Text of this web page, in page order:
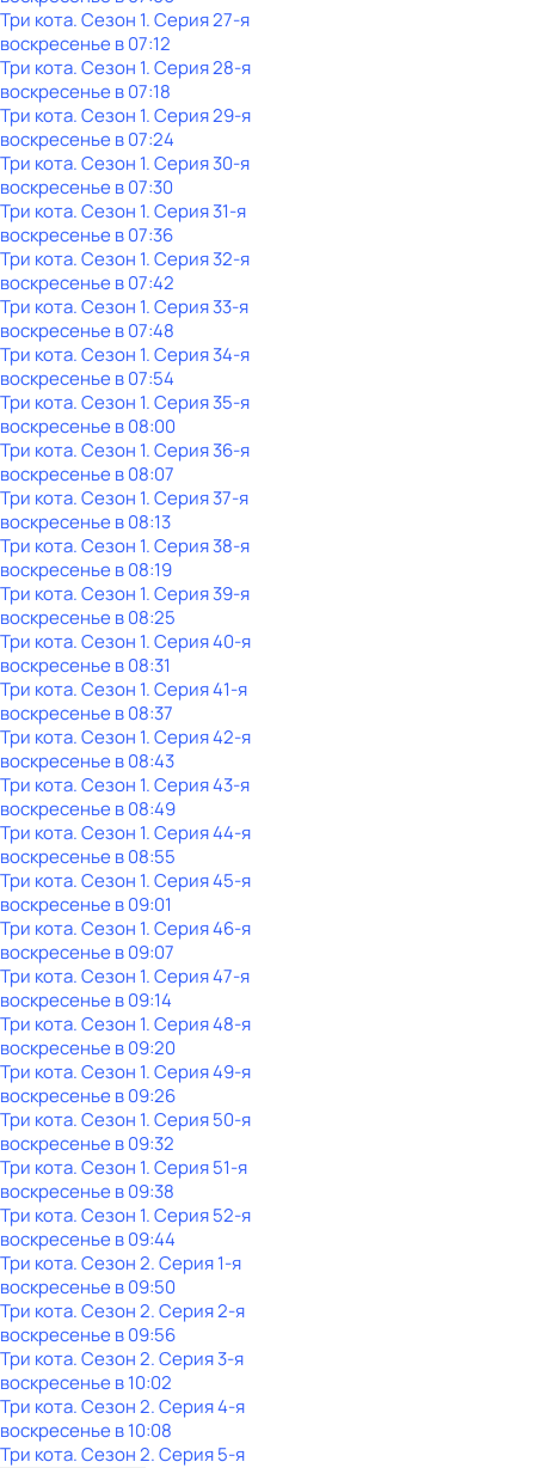
Три кота. Сезон 1. Серия 27-я
воскресенье в07:12
Три кота. Сезон 1. Серия 28-я
воскресенье в07:18
Три кота. Сезон 1. Серия 29-я
воскресенье в07:24
Три кота. Сезон 1. Серия 30-я
воскресенье в07:30
Три кота. Сезон 1. Серия 31-я
воскресенье в07:36
Три кота. Сезон 1. Серия 32-я
воскресенье в07:42
Три кота. Сезон 1. Серия 33-я
воскресенье в07:48
Три кота. Сезон 1. Серия 34-я
воскресенье в07:54
Три кота. Сезон 1. Серия 35-я
воскресенье в08:00
Три кота. Сезон 1. Серия 36-я
воскресенье в08:07
Три кота. Сезон 1. Серия 37-я
воскресенье в08:13
Три кота. Сезон 1. Серия 38-я
воскресенье в08:19
Три кота. Сезон 1. Серия 39-я
воскресенье в08:25
Три кота. Сезон 1. Серия 40-я
воскресенье в08:31
Три кота. Сезон 1. Серия 41-я
воскресенье в08:37
Три кота. Сезон 1. Серия 42-я
воскресенье в08:43
Три кота. Сезон 1. Серия 43-я
воскресенье в08:49
Три кота. Сезон 1. Серия 44-я
воскресенье в08:55
Три кота. Сезон 1. Серия 45-я
воскресенье в09:01
Три кота. Сезон 1. Серия 46-я
воскресенье в09:07
Три кота. Сезон 1. Серия 47-я
воскресенье в09:14
Три кота. Сезон 1. Серия 48-я
воскресенье в09:20
Три кота. Сезон 1. Серия 49-я
воскресенье в09:26
Три кота. Сезон 1. Серия 50-я
воскресенье в09:32
Три кота. Сезон 1. Серия 51-я
воскресенье в09:38
Три кота. Сезон 1. Серия 52-я
воскресенье в09:44
Три кота. Сезон 2. Серия 1-я
воскресенье в09:50
Три кота. Сезон 2. Серия 2-я
воскресенье в09:56
Три кота. Сезон 2. Серия 3-я
воскресенье в10:02
Три кота. Сезон 2. Серия 4-я
воскресенье в10:08
Три кота. Сезон 2. Серия 5-я